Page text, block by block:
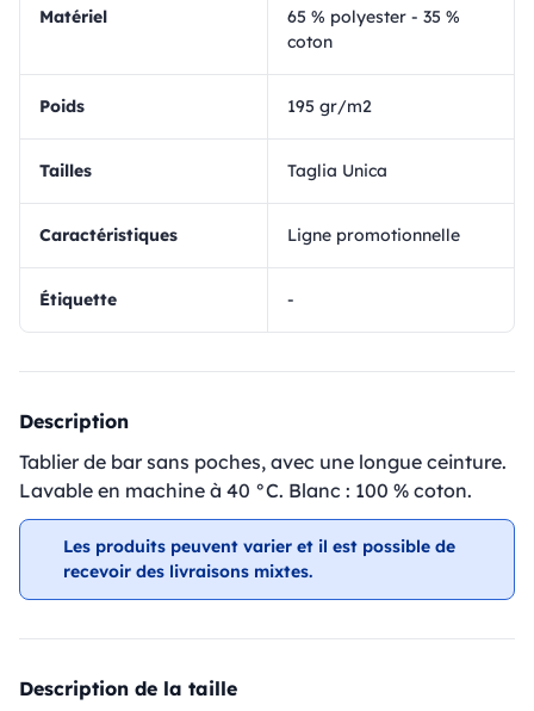
matériel
65 % polyester - 35 %
coton
Poids 195 gr/m2
Tailles Taglia Unica
Caractéristiques Ligne promotionnelle
Étiquette -
Description
Tablier de bar sans poches, avec une longue ceinture.
Lavable en machine à 40 °C. Blanc : 100 % coton.
Les produits peuvent varier et il est possible de
recevoir des livraisons mixtes.
Description de la taille